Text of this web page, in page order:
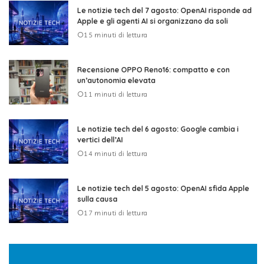
Le notizie tech del 7 agosto: OpenAI risponde ad
Apple e gli agenti AI si organizzano da soli
15 minuti di lettura
Recensione OPPO Reno16: compatto e con
un’autonomia elevata
11 minuti di lettura
Le notizie tech del 6 agosto: Google cambia i
vertici dell’AI
14 minuti di lettura
Le notizie tech del 5 agosto: OpenAI sfida Apple
sulla causa
17 minuti di lettura